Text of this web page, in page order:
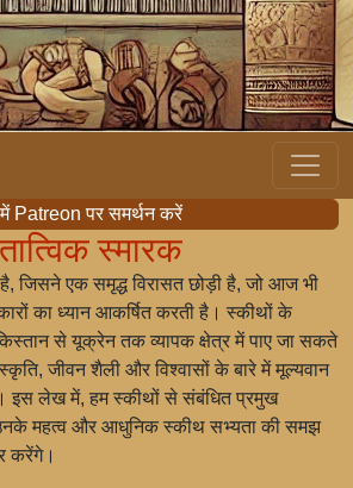
Patreon पर समर्थन करें
स्मारक
जिसने एक समृद्ध विरासत छोड़ी है, जो आज भी
का ध्यान आकर्षित करती है। स्कीथों के
से यूक्रेन तक व्यापक क्षेत्र में पाए जा सकते
जीवन शैली और विश्वासों के बारे में मूल्यवान
इस लेख में, हम स्कीथों से संबंधित प्रमुख
उनके महत्व और आधुनिक स्कीथ सभ्यता की समझ
करेंगे।